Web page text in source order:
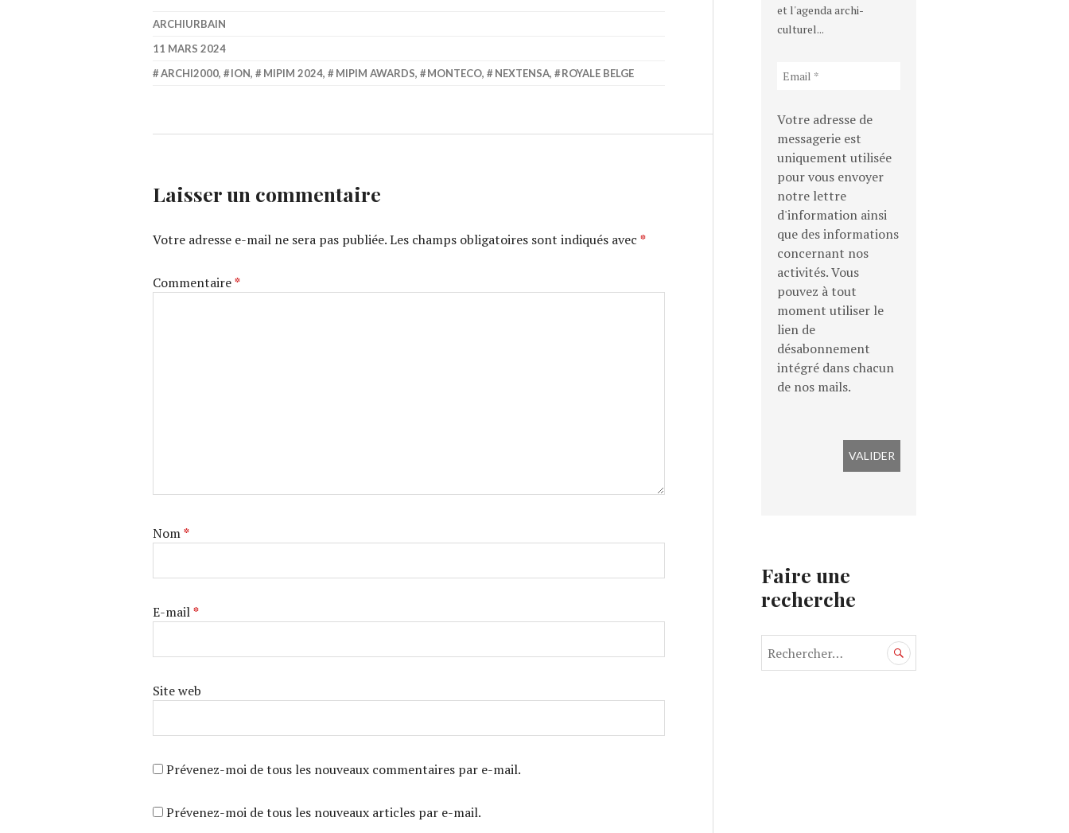
ARCHIURBAIN
11 MARS 2024
ARCHI2000, ION, MIPIM 2024, MIPIM AWARDS, MONTECO, NEXTENSA, ROYALE BELGE
Laisser un commentaire
Votre adresse e-mail ne sera pas publiée.Les champs obligatoires sont indiqués avec *
Commentaire*
Nom*
E-mail*
Site web
Prévenez-moi de tous les nouveaux commentaires par e-mail.
Prévenez-moi de tous les nouveaux articles par e-mail.
et l'agenda archi-
culturel...
Votre adresse de
messagerie est
uniquement utilisée
pour vous envoyer
notre lettre
d'information ainsi
que des informations
concernant nos
activités. Vous
pouvez à tout
moment utiliser le
lien de
désabonnement
intégré dans chacun
de nos mails.
Faire une
recherche